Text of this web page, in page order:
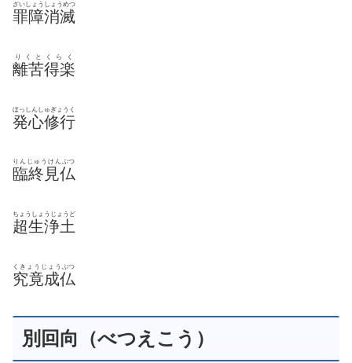
罪障消滅
ざいしょうしょうめつ
離苦得楽
りくとくらく
発心修行
ほっしんしゅぎょうく
臨終見仏
りんじゅうけんぶつ
超生浄土
ちょうしょうじょうど
究竟成仏
くきょうじょうぶつ
別回向（べつえこう）